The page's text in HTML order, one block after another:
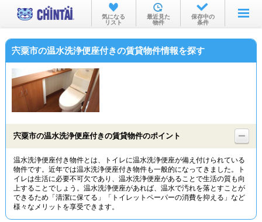
お部屋を探す
沿線・駅から
物件特集から
TOP
気になる
リスト
最近見た
物件
保存中の
条件
宍粟市の温水洗浄便座付きの賃貸物件情報を探す
宍粟市の温水洗浄便座付きの賃貸物件のポイント
温水洗浄便座付き物件とは、トイレに温水洗浄便座が備え付けられている
物件です。近年では温水洗浄便座付き物件も一般的になってきました。ト
イレは生活に必要不可欠であり、温水洗浄便座があることで生活の質も向
上することでしょう。温水洗浄便座があれば、温水で汚れを落とすことが
できるため「清潔に保てる」「トイレットペーパーの消費を抑える」など
様々なメリットを享受できます。